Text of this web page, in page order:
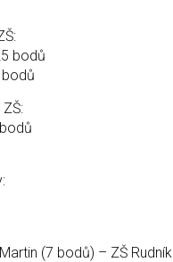
bodů
bodů
(7 bodů) – ZŠ Rudník